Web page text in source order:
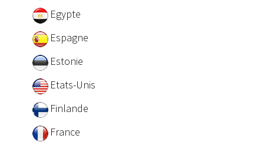
Egypte
Espagne
Estonie
Etats-Unis
Finlande
France